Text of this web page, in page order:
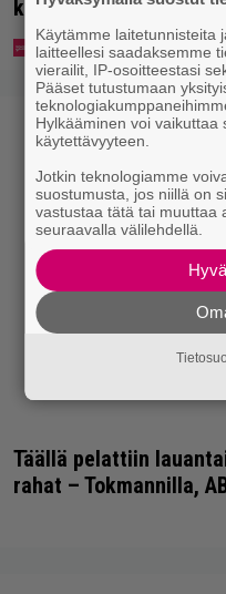
keskustaan
Täällä pelattiin
rahat – Tokmannilla,
Käytämme laitetunnisteita
laitteellesi saadaksemme
vierailit, IP-osoitteestasi
Pääset tutustumaan
Hylkääminen voi vaikuttaa
käytettävyyteen.
Jotkin teknologiamme
suostumusta, jos niillä on
vastustaa tätä tai muuttaa
seuraavalla välilehdellä.